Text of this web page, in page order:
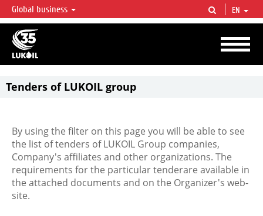
LUKOIL OVERVIEW
LUKOIL is one of the largest oil & gas vertical integrated companies in the world
accounting for over 2% of crude production and circa 1% of proved hydrocarbon
reserves globally.
Global business EN
Tenders of LUKOIL group
By using the filter on this page you will be able to see
the list of tenders of LUKOIL Group companies,
Company's affiliates and other organizations. The
requirements for the particular tenderare available in
the attached documents and on the Organizer's web-
site.